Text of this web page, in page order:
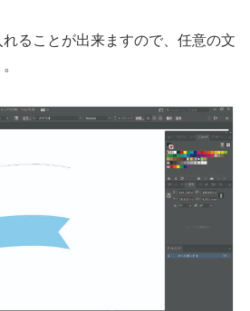
ることが出来ますので、任意の文